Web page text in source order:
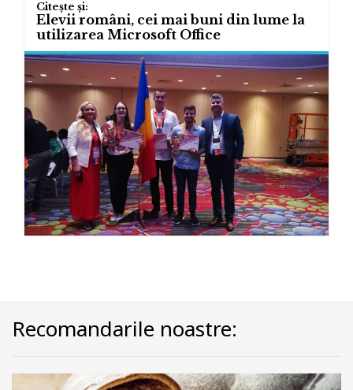
Elevii români, cei mai buni din lume la
utilizarea Microsoft Office
Recomandarile noastre: